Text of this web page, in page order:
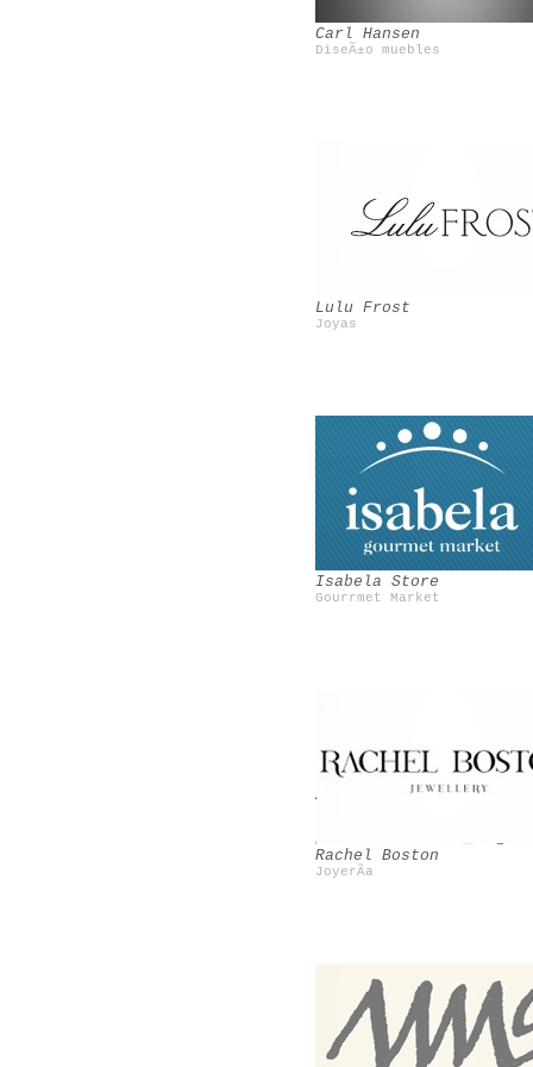
Carl Hansen
DiseÃ±o muebles
Lulu Frost
Joyas
Le blog de Betty
Isabela Store
Gourrmet Market
Poncelet
Rachel Boston
JoyerÃ­a
Vintage
Shourouk